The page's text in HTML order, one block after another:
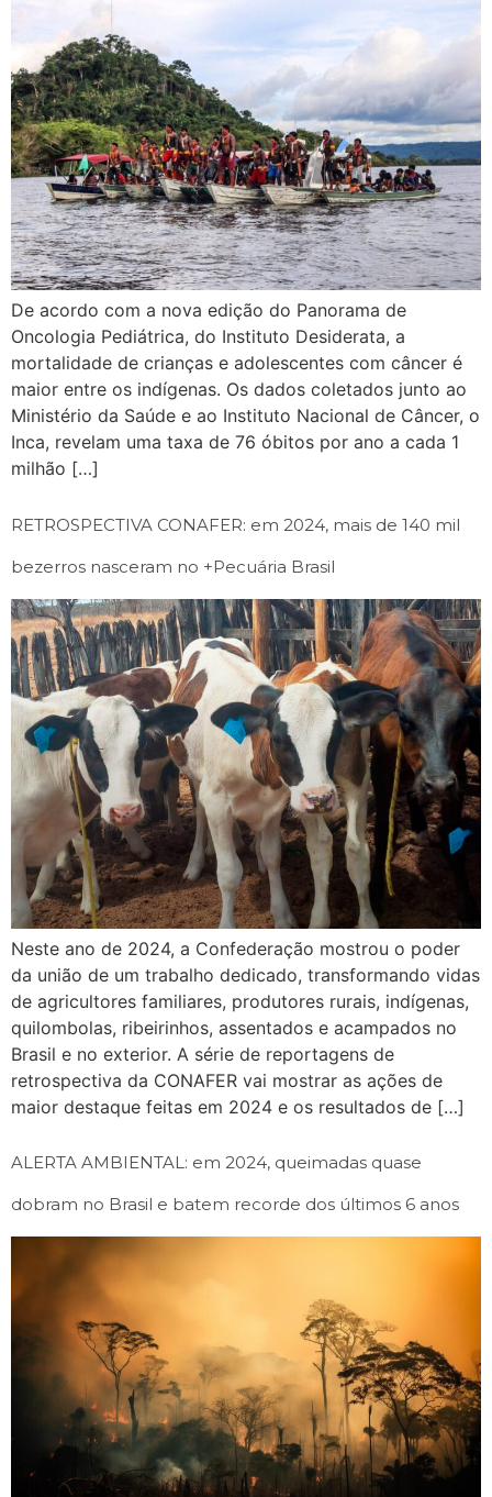
De acordo com a nova edição do Panorama de
Oncologia Pediátrica, do Instituto Desiderata, a
mortalidade de crianças e adolescentes com câncer é
maior entre os indígenas. Os dados coletados junto ao
Ministério da Saúde e ao Instituto Nacional de Câncer, o
Inca, revelam uma taxa de 76 óbitos por ano a cada 1
milhão […]
RETROSPECTIVA CONAFER: em 2024, mais de 140 mil
bezerros nasceram no +Pecuária Brasil
Neste ano de 2024, a Confederação mostrou o poder
da união de um trabalho dedicado, transformando vidas
de agricultores familiares, produtores rurais, indígenas,
quilombolas, ribeirinhos, assentados e acampados no
Brasil e no exterior. A série de reportagens de
retrospectiva da CONAFER vai mostrar as ações de
maior destaque feitas em 2024 e os resultados de […]
ALERTA AMBIENTAL: em 2024, queimadas quase
dobram no Brasil e batem recorde dos últimos 6 anos